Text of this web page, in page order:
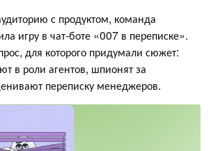
с продуктом, команда
игру в чат-боте «007 в переписке».
для которого придумали сюжет:
в роли агентов, шпионят за
переписку менеджеров.